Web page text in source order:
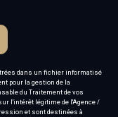
dans un fichier informatisé
pour la gestion de la
du Traitement de vos
l'intérêt légitime de l'Agence /
et sont destinées à